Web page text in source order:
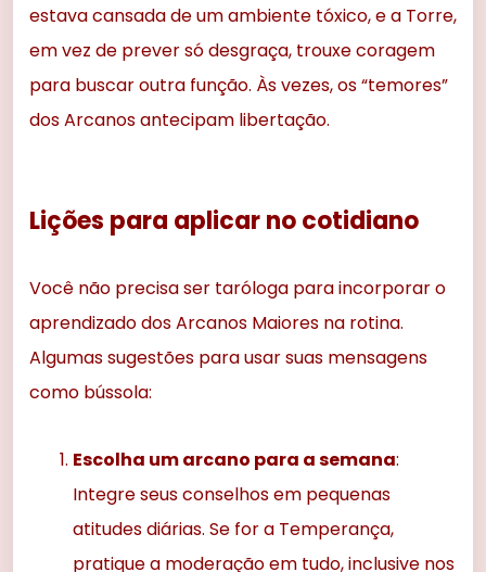
estava cansada de um ambiente tóxico, e a Torre,
em vez de prever só desgraça, trouxe coragem
para buscar outra função. Às vezes, os “temores”
dos Arcanos antecipam libertação.
Lições para aplicar no cotidiano
Você não precisa ser taróloga para incorporar o
aprendizado dos Arcanos Maiores na rotina.
Algumas sugestões para usar suas mensagens
como bússola:
Escolha um arcano para a semana:
Integre seus conselhos em pequenas
atitudes diárias. Se for a Temperança,
pratique a moderação em tudo, inclusive nos